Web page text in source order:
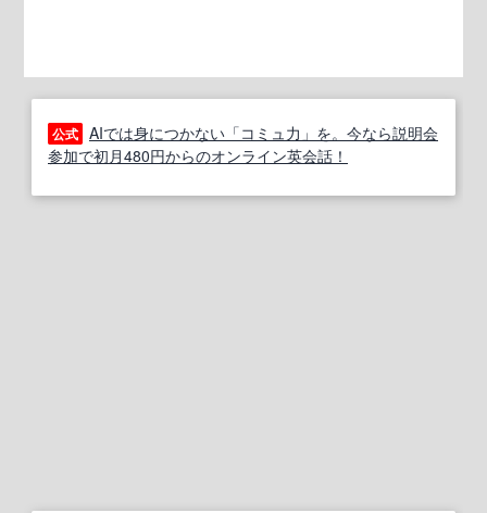
公式 AIでは身につかない「コミュ力」を。今なら説明会
参加で初月480円からのオンライン英会話！